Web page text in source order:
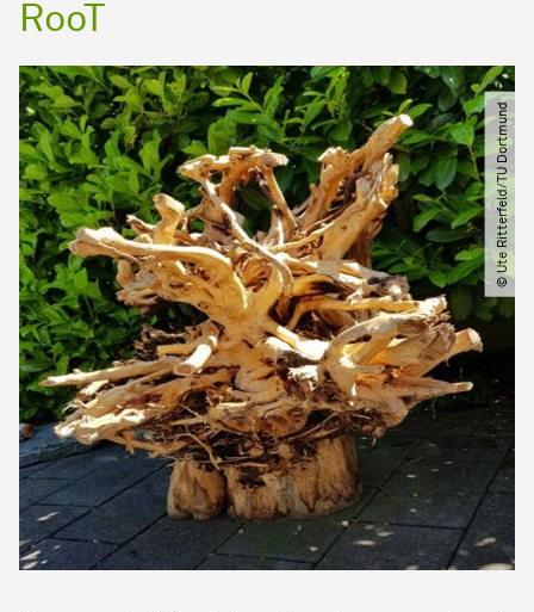
RooT
© Ute Ritterfeld​/​TU Dortmund